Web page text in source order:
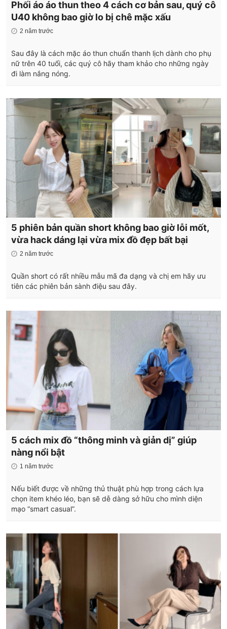
Phối áo áo thun theo 4 cách cơ bản sau, quý cô
U40 không bao giờ lo bị chê mặc xấu
2 năm trước
Sau đây là cách mặc áo thun chuẩn thanh lịch dành cho phụ
nữ trên 40 tuổi, các quý cô hãy tham khảo cho những ngày
đi làm nắng nóng.
5 phiên bản quần short không bao giờ lỗi mốt,
vừa hack dáng lại vừa mix đồ đẹp bất bại
2 năm trước
Quần short có rất nhiều mẫu mã đa dạng và chị em hãy ưu
tiên các phiên bản sành điệu sau đây.
5 cách mix đồ “thông minh và giản dị” giúp
nàng nổi bật
1 năm trước
Nếu biết được về những thủ thuật phù hợp trong cách lựa
chọn item khéo léo, bạn sẽ dễ dàng sở hữu cho mình diện
mạo “smart casual”.